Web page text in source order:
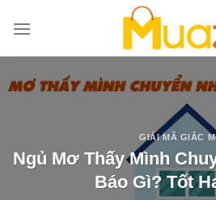
qua
GIẢI MÃ GIẤC
Ngủ Mơ Thấy Mình
Báo Gì? Tốt